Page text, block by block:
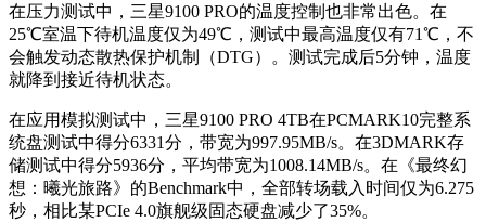
在压力测试中，三星9100 PRO的温度控制也非常出色。在
25℃室温下待机温度仅为49℃，测试中最高温度仅有71℃，不
会触发动态散热保护机制（DTG）。测试完成后5分钟，温度
就降到接近待机状态。
在应用模拟测试中，三星9100 PRO 4TB在PCMARK10完整系
统盘测试中得分6331分，带宽为997.95MB/s。在3DMARK存
储测试中得分5936分，平均带宽为1008.14MB/s。在《最终幻
想：曦光旅路》的Benchmark中，全部转场载入时间仅为6.275
秒，相比某PCIe 4.0旗舰级固态硬盘减少了35%。